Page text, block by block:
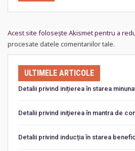
Acest site folosește Akismet pentru a
procesate datele comentariilor tale.
ULTIMELE ARTICOLE
Detalii privind inițierea în starea
Detalii privind iniţierea în mantra de
Detalii privind inducția în starea